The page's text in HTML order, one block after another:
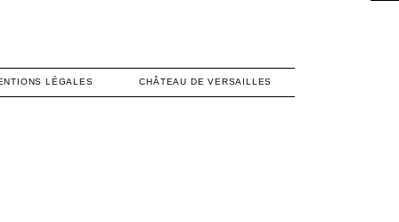
LÉGALES CHÂTEAU DE VERSAILLES